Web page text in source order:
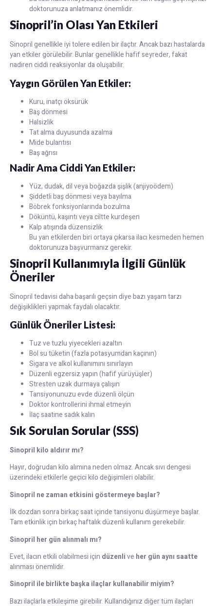
doktorunuza anlatmanız önemlidir.
Sinopril’in Olası Yan Etkileri
Sinopril genellikle iyi tolere edilen bir ilaçtır. Ancak bazı hastalarda
yan etkiler görülebilir. Bunlar genellikle hafif seyreder, fakat
nadiren ciddi reaksiyonlar da oluşabilir.
Yaygın Görülen Yan Etkiler:
Kuru, inatçı öksürük
Baş dönmesi
Halsizlik
Tat alma duyusunda azalma
Mide bulantısı
Baş ağrısı
Nadir Ama Ciddi Yan Etkiler:
Yüz, dudak, dil veya boğazda şişlik (anjiyoödem)
Şiddetli baş dönmesi veya bayılma
Böbrek fonksiyonlarında bozulma
Döküntü, kaşıntı veya ciltte kurdeşen
Kalp atışında düzensizlik
Bu yan etkilerden biri ortaya çıkarsa ilacı kesmeden hemen
doktorunuza başvurmanız gerekir.
Sinopril Kullanımıyla İlgili Günlük
Öneriler
Sinopril tedavisi daha başarılı geçsin diye bazı yaşam tarzı
değişiklikleri yapmak faydalı olacaktır.
Günlük Öneriler Listesi:
Tuz ve tuzlu yiyecekleri azaltın
Bol su tüketin (fazla potasyumdan kaçının)
Sigara ve alkol kullanımını sınırlayın
Düzenli egzersiz yapın (hafif yürüyüşler)
Stresten uzak durmaya çalışın
Tansiyonunuzu evde düzenli ölçün
Doktor kontrollerini ihmal etmeyin
İlaç saatine sadık kalın
Sık Sorulan Sorular (SSS)
Sinopril kilo aldırır mı?
Hayır, doğrudan kilo alımına neden olmaz. Ancak sıvı dengesi
üzerindeki etkilerle geçici kilo değişimleri olabilir.
Sinopril ne zaman etkisini göstermeye başlar?
İlk dozdan sonra birkaç saat içinde tansiyonu düşürmeye başlar.
Tam etkinlik için birkaç haftalık düzenli kullanım gerekebilir.
Sinopril her gün alınmalı mı?
Evet, ilacın etkili olabilmesi için düzenlive her gün aynı saatte
alınması önemlidir.
Sinopril ile birlikte başka ilaçlar kullanabilir miyim?
Bazı ilaçlarla etkileşime girebilir. Kullandığınız diğer tüm ilaçları